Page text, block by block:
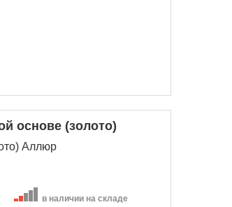
основе (золото)
Аллюр
в наличии на складе